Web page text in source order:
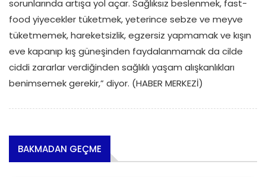
sorunlarında artışa yol açar. Sağlıksız beslenmek, fast-
food yiyecekler tüketmek, yeterince sebze ve meyve
tüketmemek, hareketsizlik, egzersiz yapmamak ve kışın
eve kapanıp kış güneşinden faydalanmamak da cilde
ciddi zararlar verdiğinden sağlıklı yaşam alışkanlıkları
benimsemek gerekir,” diyor. (HABER MERKEZİ)
BAKMADAN GEÇME